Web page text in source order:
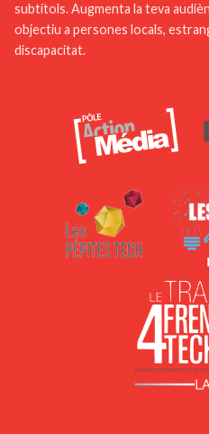
subtítols. Augmenta la teva
objectiu a persones locals,
discapacitat.